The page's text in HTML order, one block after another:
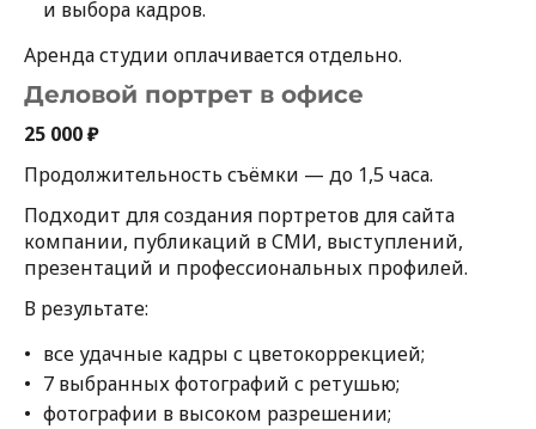
и выбора кадров.
Аренда студии оплачивается отдельно.
Деловой портрет в офисе
25 000 ₽
Продолжительность съёмки — до 1,5 часа.
Подходит для создания портретов для сайта
компании, публикаций в СМИ, выступлений,
презентаций и профессиональных профилей.
В результате:
все удачные кадры с цветокоррекцией;
7 выбранных фотографий с ретушью;
фотографии в высоком разрешении;